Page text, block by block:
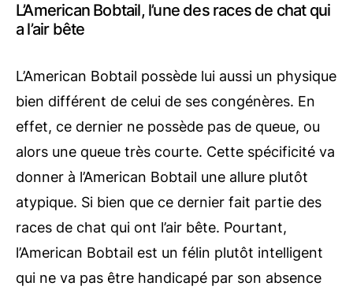
L’American Bobtail, l’une des races de chat qui
a l’air bête
L’American Bobtail possède lui aussi un physique
bien différent de celui de ses congénères. En
effet, ce dernier ne possède pas de queue, ou
alors une queue très courte. Cette spécificité va
donner à l’American Bobtail une allure plutôt
atypique. Si bien que ce dernier fait partie des
races de chat qui ont l’air bête. Pourtant,
l’American Bobtail est un félin plutôt intelligent
qui ne va pas être handicapé par son absence